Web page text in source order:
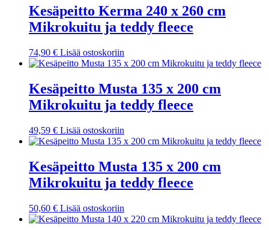
Kesäpeitto Kerma 240 x 260 cm
Mikrokuitu ja teddy fleece
74,90 € Lisää ostoskoriin
Kesäpeitto Musta 135 x 200 cm
Mikrokuitu ja teddy fleece
49,59 € Lisää ostoskoriin
Kesäpeitto Musta 135 x 200 cm
Mikrokuitu ja teddy fleece
50,60 € Lisää ostoskoriin